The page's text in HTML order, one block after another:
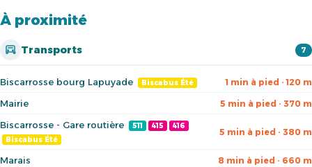
À proximité
Transports 7
Biscarrosse bourg Lapuyade Biscabus Été 1 min à pied · 120 m
Mairie 5 min à pied · 370 m
Biscarrosse - Gare routière 511 415
416
Biscabus Été
5 min à pied · 380 m
Marais 8 min à pied · 660 m